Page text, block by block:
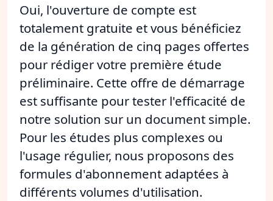
Oui, l'ouverture de compte est
totalement gratuite et vous bénéficiez
de la génération de cinq pages offertes
pour rédiger votre première étude
préliminaire. Cette offre de démarrage
est suffisante pour tester l'efficacité de
notre solution sur un document simple.
Pour les études plus complexes ou
l'usage régulier, nous proposons des
formules d'abonnement adaptées à
différents volumes d'utilisation.